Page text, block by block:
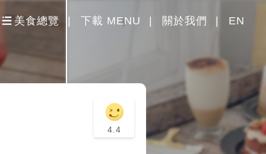
美食總覽 下載 MENU 關於我們 EN
4.4